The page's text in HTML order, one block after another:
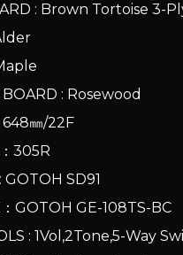
: Brown Tortoise
Maple
BOARD : Rosewood
648㎜/22F
305R
GOTOH SD91
GOTOH GE-108TS-BC
: 1Vol,2Tone,5-Way